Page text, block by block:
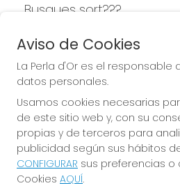
Busques sort???
LA PERLA D'OR
LA PERLA D'OR
¿Quiénes somos?
Comprar lotería
Resultados
Contacto
Empresas
Aviso de Cookies
La Perla d'Or es el
datos personales.
Usamos cookies necesarias
de este sitio web y, con su
propias y de terceros para
publicidad según sus hábitos
CONFIGURAR sus preferencias o
Cookies AQUÍ.